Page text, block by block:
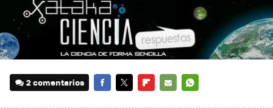
2 comentarios